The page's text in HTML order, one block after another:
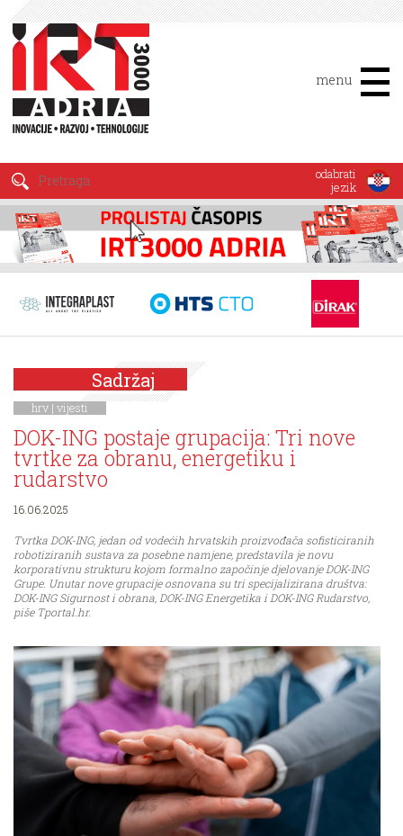
menu
odabrati
jezik
Sadržaj
hrv | vijesti
DOK-ING postaje grupacija: Tri nove
tvrtke za obranu, energetiku i
rudarstvo
16.06.2025
Tvrtka DOK-ING, jedan od vodećih hrvatskih proizvođača sofisticiranih
robotiziranih sustava za posebne namjene, predstavila je novu
korporativnu strukturu kojom formalno započinje djelovanje DOK-ING
Grupe. Unutar nove grupacije osnovana su tri specijalizirana društva:
DOK-ING Sigurnost i obrana, DOK-ING Energetika i DOK-ING Rudarstvo,
piše Tportal.hr.